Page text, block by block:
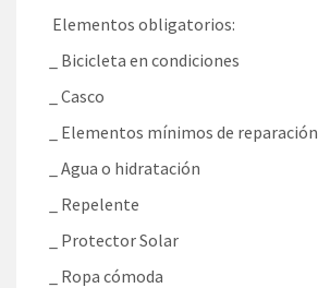
Elementos obligatorios:
_ Bicicleta en condiciones
_ Casco
_ Elementos mínimos de reparación
_ Agua o hidratación
_ Repelente
_ Protector Solar
_ Ropa cómoda